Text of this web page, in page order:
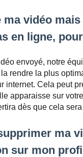
ma vidéo
en ligne,
envoyé, notre
rendre la plus
internet. Cela peut
apparaisse sur
dès que cela sera
ma
sur mon